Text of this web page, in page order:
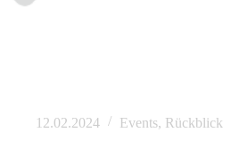
12.02.2024 Events, Rückblick